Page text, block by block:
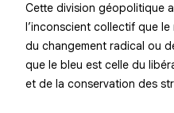
Cette division géopolitique
l’inconscient collectif que
du changement radical ou
que le bleu est celle du
et de la conservation des